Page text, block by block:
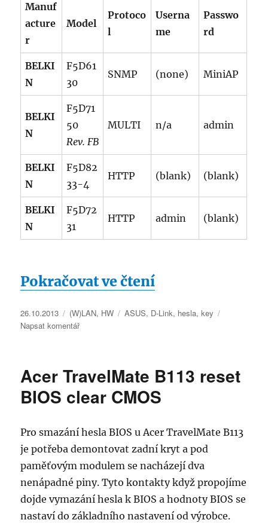
Manuf
acture
r
Model
Protoco
l
Userna
me
Passwo
rd
BELKI
N
F5D61
30
SNMP (none) MiniAP
BELKI
N
F5D71
50
Rev. FB
MULTI n/a admin
BELKI
N
F5D82
33-4
HTTP (blank) (blank)
BELKI
N
F5D72
31
HTTP admin (blank)
Pokračovat ve čtení
Publikováno:
26.10.2013 Rubriky:
(W)LAN, HW Štítky:
ASUS, D-Link, hesla,key
Napsat komentářpro
Administrátorské
router
Belkin,
D-
Link,
Linksys
Acer TravelMate B113 reset
BIOS clear CMOS
Pro smazání hesla BIOS u Acer TravelMate B113
je potřeba demontovat zadní kryt a pod
paměťovým modulem se nacházejí dva
nenápadné piny. Tyto kontakty když propojíme
dojde vymazání hesla k BIOS a hodnoty BIOS se
nastaví do základního nastavení od výrobce.